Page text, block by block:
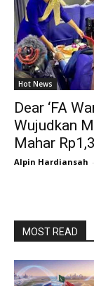
Hot News
Dear ‘FA
Wujudkan
Mahar
Alpin Hardiansah -
MOST READ